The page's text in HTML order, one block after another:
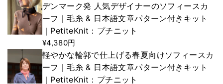
デンマーク発 人気デザイナーのソフィースカ
ーフ｜毛糸 & 日本語文章パターン付きキット
｜PetiteKnit：プチニット
¥4,380円
軽やかな輪郭で仕上げる春夏向けソフィースカ
ーフ｜毛糸 & 日本語文章パターン付きキット
｜PetiteKnit：プチニット